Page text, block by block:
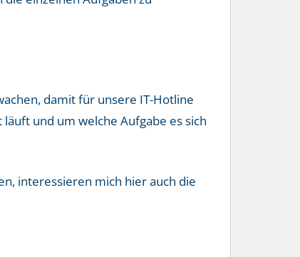
damit für unsere IT-Hotline
und um welche Aufgabe es sich
interessieren mich hier auch die